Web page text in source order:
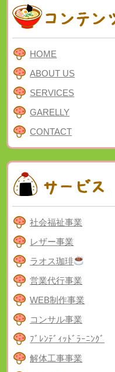
HOME
ABOUT US
SERVICES
GARELLY
CONTACT
社会福祉事業
レザー事業
ラオス珈琲
営業代行事業
WEB制作事業
コンサル事業
ﾌﾞﾚﾝﾃﾞｨｯﾄﾞﾗｰﾆﾝｸﾞ
解体工事事業